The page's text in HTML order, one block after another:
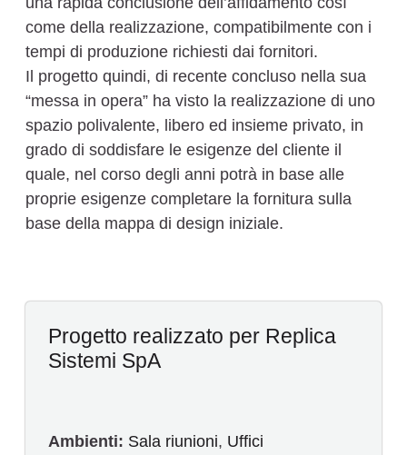
come della realizzazione, compatibilmente con i
tempi di produzione richiesti dai fornitori.
Il progetto quindi, di recente concluso nella sua
“messa in opera” ha visto la realizzazione di uno
spazio polivalente, libero ed insieme privato, in
grado di soddisfare le esigenze del cliente il
quale, nel corso degli anni potrà in base alle
proprie esigenze completare la fornitura sulla
base della mappa di design iniziale.
Progetto realizzato per Replica
Sistemi SpA
Ambienti: Sala riunioni, Uffici